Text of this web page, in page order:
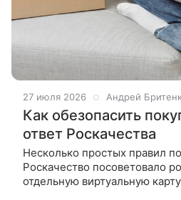
27 июля 2026 Андрей
Как обезопасить
ответ Роскачества
Несколько простых правил
Роскачество посоветовало
отдельную виртуальную